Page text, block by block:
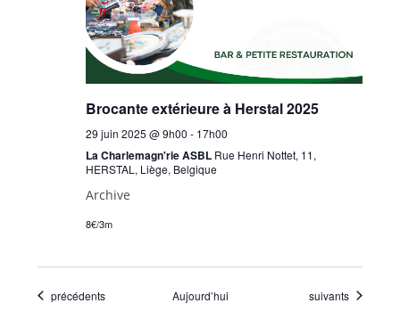
Brocante extérieure à Herstal 2025
29 juin 2025 @ 9h00 - 17h00
La Charlemagn'rie ASBL Rue Henri Nottet, 11,
HERSTAL, Liège, Belgique
Archive
8€/3m
Évènements
précédents Aujourd’hui Évènements
suivants